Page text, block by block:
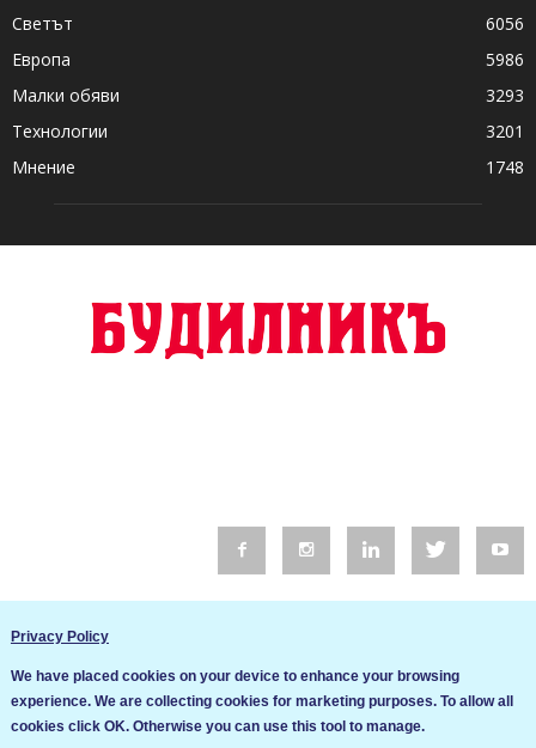
Светът
6056
Европа
5986
Малки обяви
3293
Технологии
3201
Мнение
1748
Общи условия
Privacy Policy
We have placed cookies on your device to enhance your browsing
experience. We are collecting cookies for marketing purposes. To allow all
cookies click OK. Otherwise you can use this tool to manage.
Ние използваме бисквитки за да подобрим услугите си. Ако
продължите да посещавате този сайт, ние приемаме, че се